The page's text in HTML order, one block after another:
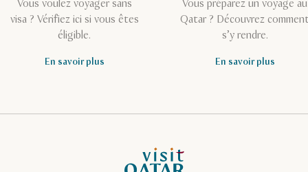
Vous voulez voyager sans
visa ? Vérifiez ici si vous êtes
éligible.
En savoir plus
Vous préparez un voyage au
Qatar ? Découvrez
s’y rendre.
En savoir plus
Page d’accueil de Visit Qatar